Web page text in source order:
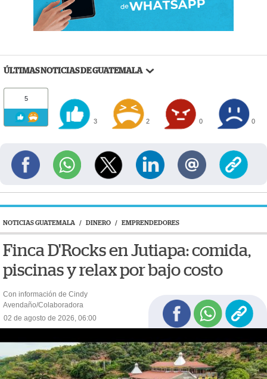
ÚLTIMAS NOTICIAS DE GUATEMALA
5
3 2 0 0
NOTICIAS GUATEMALA / DINERO / EMPRENDEDORES
Finca D'Rocks en Jutiapa: comida,
piscinas y relax por bajo costo
Con información de Cindy
Avendaño/Colaboradora
02 de agosto de 2026, 06:00